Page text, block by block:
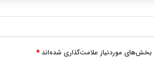
بخش‌های موردنیاز علامت‌گذاری شده‌اند*